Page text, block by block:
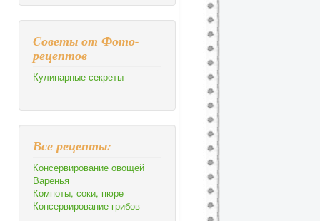
Cоветы от Фото-
рецептов
Кулинарные секреты
Все рецепты:
Консервирование овощей
Варенья
Компоты, соки, пюре
Консервирование грибов